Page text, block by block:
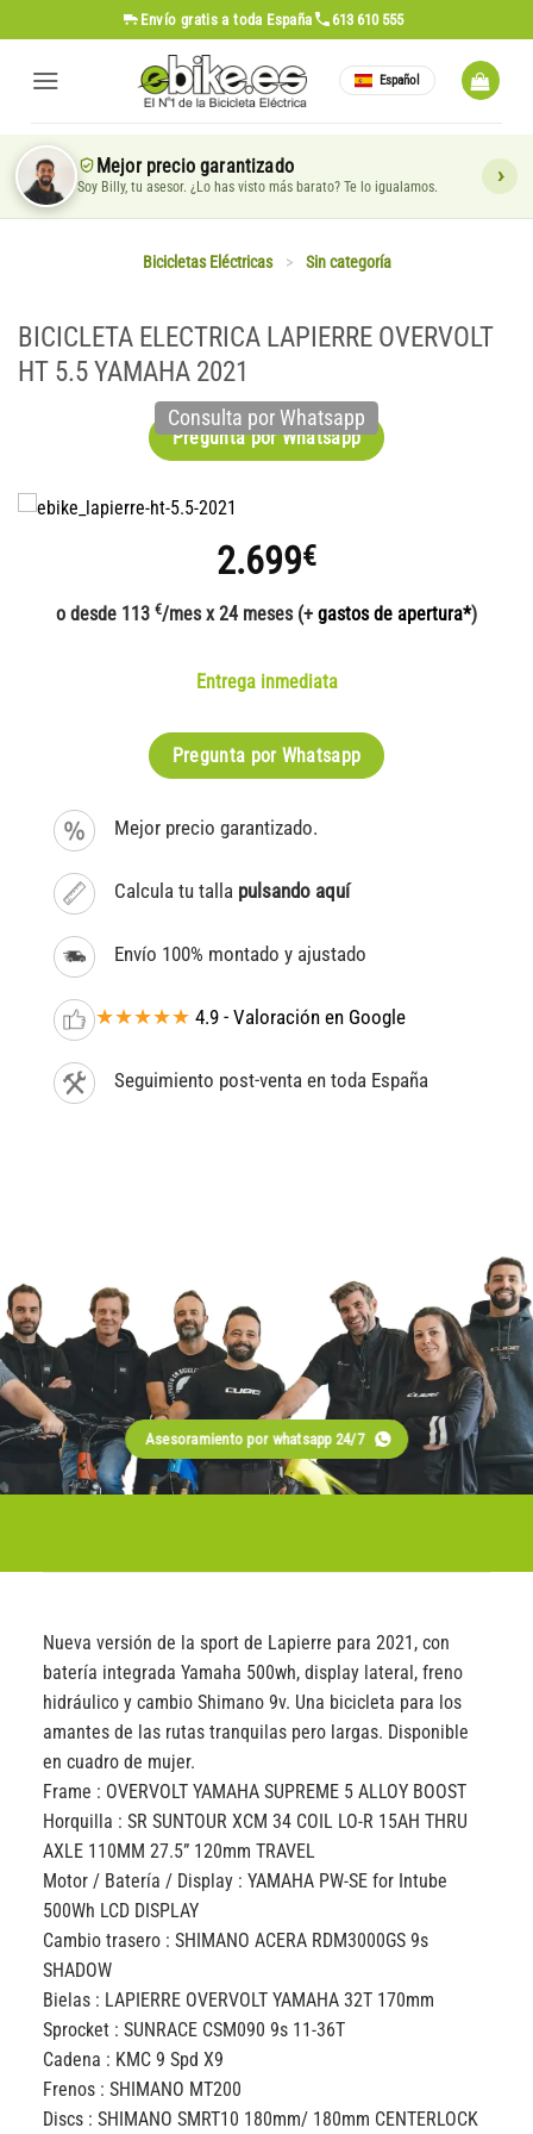
al
contenido
Envío gratis a toda España 613 610 555
Español
Mejor precio garantizado
Soy Billy, tu asesor. ¿Lo has visto más barato? Te lo igualamos.
Bicicletas Eléctricas > Sin categoría
BICICLETA ELECTRICA LAPIERRE OVERVOLT
HT 5.5 YAMAHA 2021
Pregunta por Whatsapp
Consulta por Whatsapp
2.699€
o desde 113 €/mes x 24 meses (+ gastos de apertura*)
Entrega inmediata
Pregunta por Whatsapp
Mejor precio garantizado.
Calcula tu talla pulsando aquí
Envío 100% montado y ajustado
★★★★★ 4.9 - Valoración en Google
Seguimiento post-venta en toda España
Asesoramiento por whatsapp 24/7
Nueva versión de la sport de Lapierre para 2021, con
batería integrada Yamaha 500wh, display lateral, freno
hidráulico y cambio Shimano 9v. Una bicicleta para los
amantes de las rutas tranquilas pero largas. Disponible
en cuadro de mujer.
Frame : OVERVOLT YAMAHA SUPREME 5 ALLOY BOOST
Horquilla :SR SUNTOUR XCM 34 COIL LO-R 15AH THRU
AXLE 110MM 27.5” 120mm TRAVEL
Motor / Batería / Display :YAMAHA PW-SE for Intube
500Wh LCD DISPLAY
Cambio trasero :SHIMANO ACERA RDM3000GS 9s
SHADOW
Bielas : LAPIERRE OVERVOLT YAMAHA 32T 170mm
Sprocket :SUNRACE CSM090 9s 11-36T
Cadena : KMC 9 Spd X9
Frenos :SHIMANO MT200
Discs :SHIMANO SMRT10 180mm/ 180mm CENTERLOCK